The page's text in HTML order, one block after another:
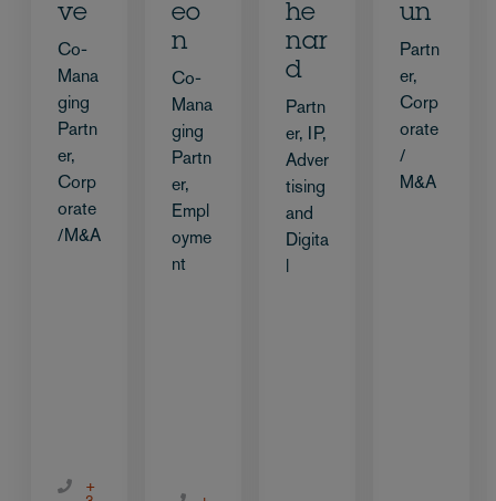
ve
Co-
Mana
ging
Partn
er,
Corp
orate
/M&A
+
eo
n
Co-
Mana
ging
Partn
er,
Empl
oyme
nt
he
nar
d
Partn
er, IP,
Adver
tising
and
Digita
l
un
Partn
er,
Corp
orate
/
M&A